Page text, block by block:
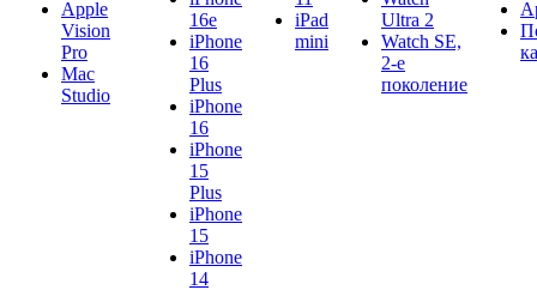
Apple
Vision
Pro
Mac
Studio
16e
iPhone
16
Plus
iPhone
16
iPhone
15
Plus
iPhone
15
iPhone
14
iPad
mini
Ultra 2
Watch SE,
2-е
поколение